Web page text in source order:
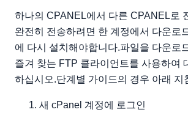
하나의 CPANEL에서 다른 CPANEL로
완전히 전송하려면 한 계정에서 다운로
에 다시 설치해야합니다.파일을 다운로
즐겨 찾는 FTP 클라이언트를 사용하여
하십시오.단계별 가이드의 경우 아래 지
새 cPanel 계정에 로그인